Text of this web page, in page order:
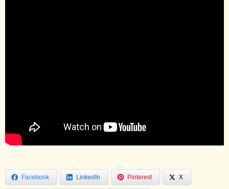
Facebook LinkedIn Pinterest X